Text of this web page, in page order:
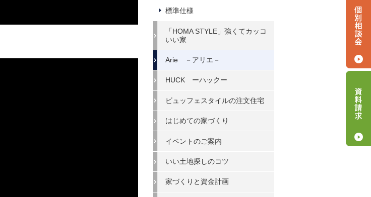
標準仕様
「HOMA STYLE」強くてカッコ
いい家
Arie －アリエ－
HUCK ーハックー
ビュッフェスタイルの注文住宅
はじめての家づくり
イベントのご案内
いい土地探しのコツ
家づくりと資金計画